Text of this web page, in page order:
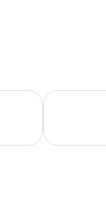
Agu 7 - Agu 8
Periksa